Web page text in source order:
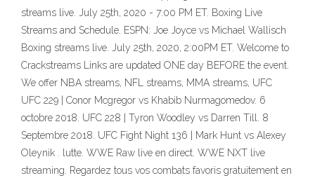
streams live. July 25th, 2020 - 7:00 PM ET. Boxing Live
Streams and Schedule. ESPN: Joe Joyce vs Michael Wallisch
Boxing streams live. July 25th, 2020, 2:00PM ET. Welcome to
Crackstreams Links are updated ONE day BEFORE the event.
We offer NBA streams, NFL streams, MMA streams, UFC
UFC 229 | Conor Mcgregor vs Khabib Nurmagomedov. 6
octobre 2018. UFC 228 | Tyron Woodley vs Darren Till. 8
Septembre 2018. UFC Fight Night 136 | Mark Hunt vs Alexey
Oleynik . lutte. WWE Raw live en direct. WWE NXT live
streaming. Regardez tous vos combats favoris gratuitement en